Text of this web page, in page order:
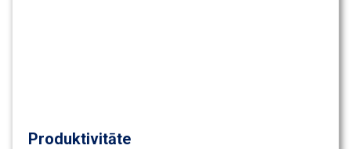
Produktivitāte